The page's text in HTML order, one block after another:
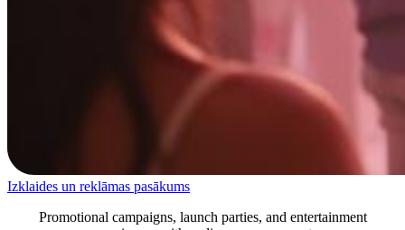
Izklaides un reklāmas pasākums
Promotional campaigns, launch parties, and entertainment